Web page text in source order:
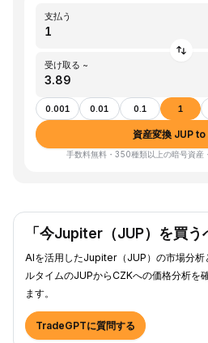
支払う
受け取る ~
0.001 0.01 0.1 1
資産変換 JUP
手数料無料・350種類以上の暗号資産
「今Jupiter（JUP）を買う
AIを活用したJupiter（JUP）の市場分析
ルタイムのJUPからCZKへの価格分析を
ます。
TradeGPTに質問する